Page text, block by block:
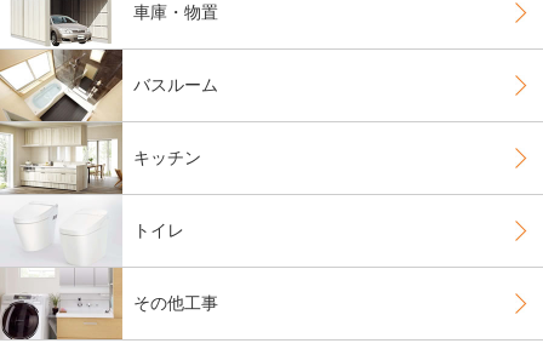
車庫・物置
バスルーム
キッチン
トイレ
その他工事